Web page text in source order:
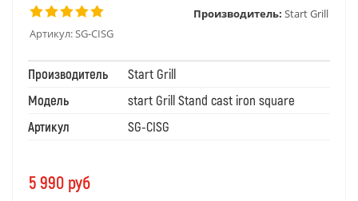
Артикул:SG-CISG
Производитель: Start Grill
Производитель
Start Grill
Модель
start Grill Stand cast iron square
Артикул
SG-CISG
5 990 руб